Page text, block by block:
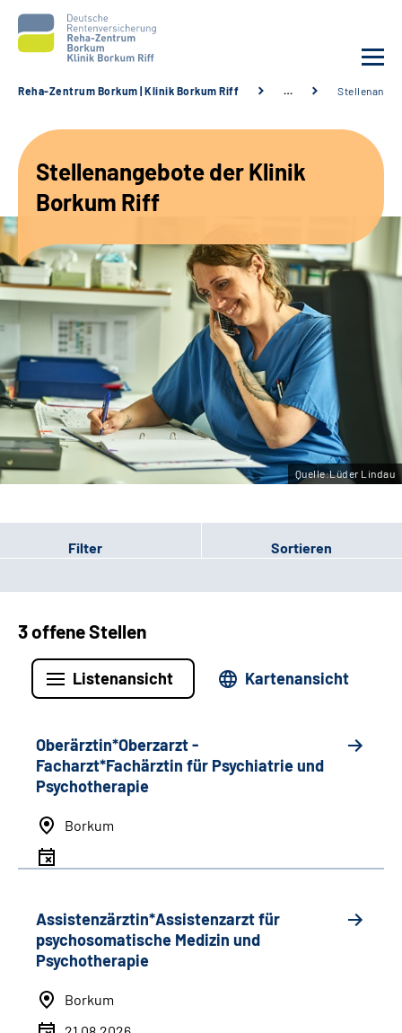
Unsere Angebote
Karriere
Sozialdienste & Zuweisende
Suche
Leichte Sprache
Gebärdensprache
Reha-Zentrum Borkum | Klinik Borkum Riff …
Stellenangebote der Klinik
Borkum Riff
Quelle:Lüder Lindau
Filter Sortieren
3 offene Stellen
Listenansicht Kartenansicht
Oberärztin*Oberzarzt -
Facharzt*Fachärztin für Psychiatrie und
Psychotherapie
Borkum
Assistenzärztin*Assistenzarzt für
psychosomatische Medizin und
Psychotherapie
Borkum